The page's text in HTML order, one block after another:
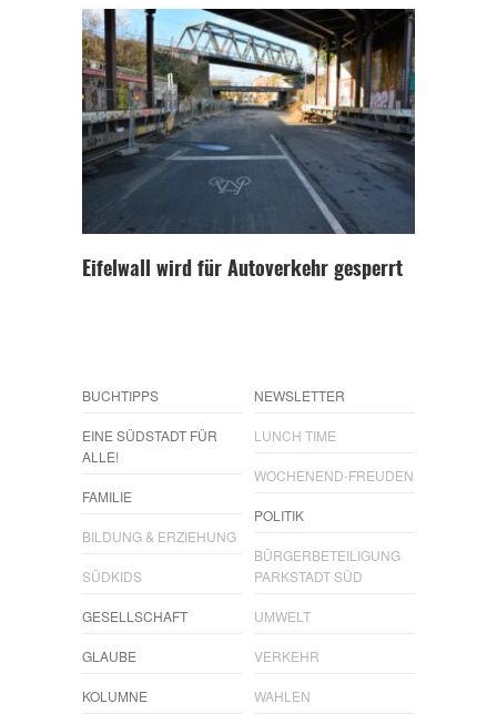
Eifelwall wird für Autoverkehr gesperrt
BUCHTIPPS
EINE SÜDSTADT FÜR
ALLE!
FAMILIE
BILDUNG & ERZIEHUNG
SÜDKIDS
GESELLSCHAFT
GLAUBE
KOLUMNE
NEWSLETTER
LUNCH TIME
WOCHENEND-FREUDEN
POLITIK
BÜRGERBETEILIGUNG
PARKSTADT SÜD
UMWELT
VERKEHR
WAHLEN